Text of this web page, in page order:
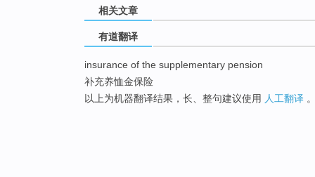
相关文章
有道翻译
insurance of the supplementary pension
补充养恤金保险
以上为机器翻译结果，长、整句建议使用 人工翻译